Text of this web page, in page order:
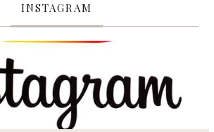
INSTAGRAM